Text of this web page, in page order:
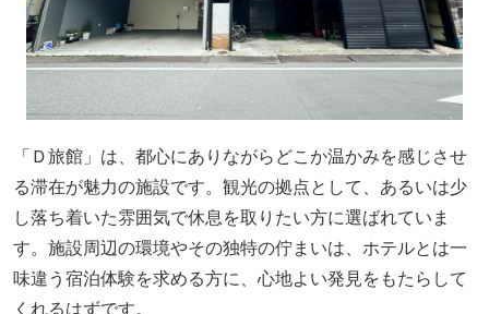
「Ｄ旅館」は、都心にありながらどこか温かみを感じさせ
る滞在が魅力の施設です。観光の拠点として、あるいは少
し落ち着いた雰囲気で休息を取りたい方に選ばれていま
す。施設周辺の環境やその独特の佇まいは、ホテルとは一
味違う宿泊体験を求める方に、心地よい発見をもたらして
くれるはずです。